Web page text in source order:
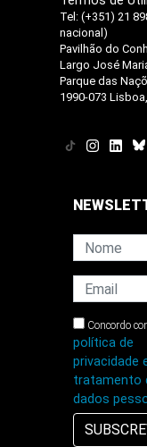
Tel: (+351) 21
nacional)
Pavilhão do
Largo José
Parque das
1990-073
Concordo
política de
privacidade
tratamento
dados